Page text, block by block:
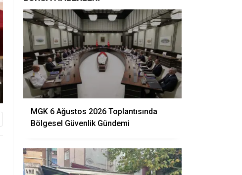
MGK 6 Ağustos 2026 Toplantısında
Bölgesel Güvenlik Gündemi